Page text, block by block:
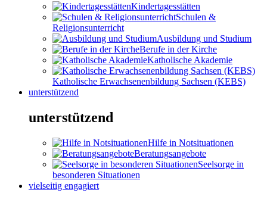
Kindertagesstätten
Schulen &
Religionsunterricht
Ausbildung und Studium
Berufe in der Kirche
Katholische Akademie
Katholische Erwachsenenbildung Sachsen (KEBS)
unterstützend
unterstützend
Hilfe in Notsituationen
Beratungsangebote
Seelsorge in
besonderen Situationen
vielseitig engagiert